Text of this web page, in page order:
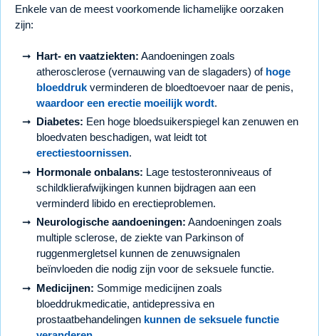
Enkele van de meest voorkomende lichamelijke oorzaken
zijn:
Hart- en vaatziekten: Aandoeningen zoals
atherosclerose (vernauwing van de slagaders) of hoge
bloeddruk verminderen de bloedtoevoer naar de penis,
waardoor een erectie moeilijk wordt.
Diabetes: Een hoge bloedsuikerspiegel kan zenuwen en
bloedvaten beschadigen, wat leidt tot
erectiestoornissen.
Hormonale onbalans: Lage testosteronniveaus of
schildklierafwijkingen kunnen bijdragen aan een
verminderd libido en erectieproblemen.
Neurologische aandoeningen: Aandoeningen zoals
multiple sclerose, de ziekte van Parkinson of
ruggenmergletsel kunnen de zenuwsignalen
beïnvloeden die nodig zijn voor de seksuele functie.
Medicijnen: Sommige medicijnen zoals
bloeddrukmedicatie, antidepressiva en
prostaatbehandelingen kunnen de seksuele functie